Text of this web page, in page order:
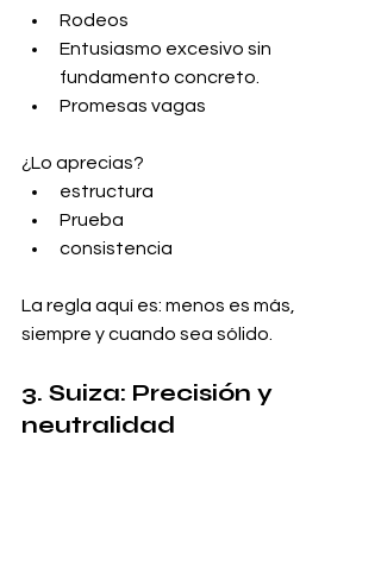
Rodeos
Entusiasmo excesivo sin
fundamento concreto.
Promesas vagas
¿Lo aprecias?
estructura
Prueba
consistencia
La regla aquí es: menos es más,
siempre y cuando sea sólido.
3. Suiza: Precisión y
neutralidad